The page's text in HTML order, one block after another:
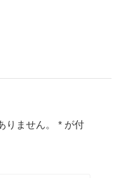
ません。 * が付